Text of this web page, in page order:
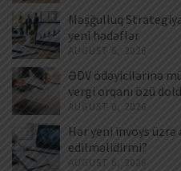
Məşğulluq
yeni hədəflər
AUGUST 6, 2026
ƏDV ödəyicilərinə
vergi orqanı özü
AUGUST 6, 2026
Hər yeni invoys üzrə
edilməlidirmi?
AUGUST 6, 2026